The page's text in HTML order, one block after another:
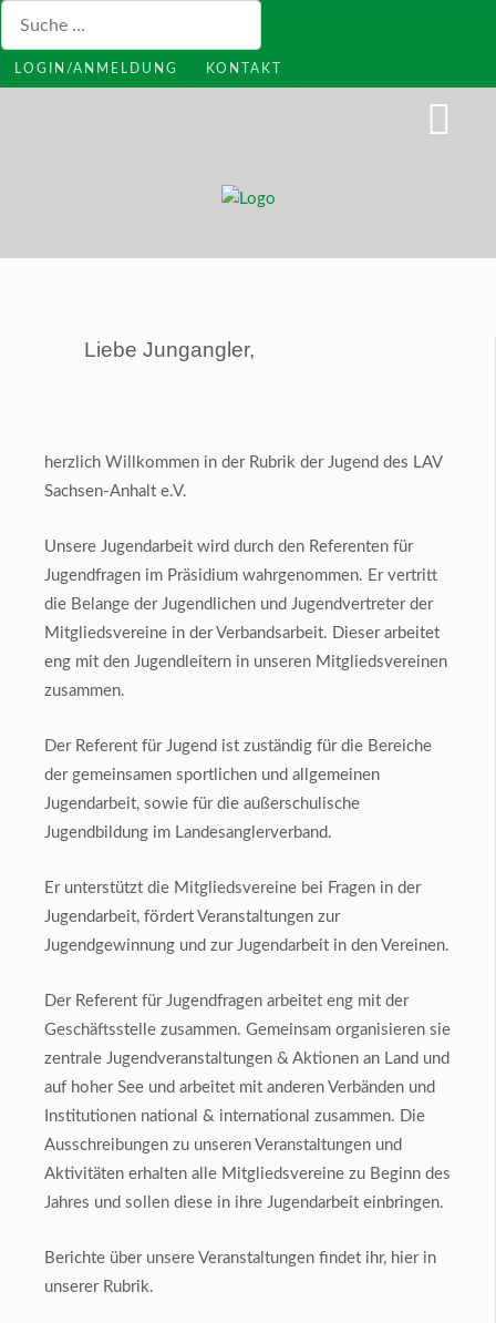
LOGIN/ANMELDUNG KONTAKT
Liebe Jungangler,
herzlich Willkommen in der Rubrik der Jugend des LAV
Sachsen-Anhalt e.V.
Unsere Jugendarbeit wird durch den Referenten für
Jugendfragen im Präsidium wahrgenommen. Er vertritt
die Belange der Jugendlichen und Jugendvertreter der
Mitgliedsvereine in der Verbandsarbeit. Dieser arbeitet
eng mit den Jugendleitern in unseren Mitgliedsvereinen
zusammen.
Der Referent für Jugend ist zuständig für die Bereiche
der gemeinsamen sportlichen und allgemeinen
Jugendarbeit, sowie für die außerschulische
Jugendbildung im Landesanglerverband.
Er unterstützt die Mitgliedsvereine bei Fragen in der
Jugendarbeit, fördert Veranstaltungen zur
Jugendgewinnung und zur Jugendarbeit in den Vereinen.
Der Referent für Jugendfragen arbeitet eng mit der
Geschäftsstelle zusammen. Gemeinsam organisieren sie
zentrale Jugendveranstaltungen & Aktionen an Land und
auf hoher See und arbeitet mit anderen Verbänden und
Institutionen national & international zusammen. Die
Ausschreibungen zu unseren Veranstaltungen und
Aktivitäten erhalten alle Mitgliedsvereine zu Beginn des
Jahres und sollen diese in ihre Jugendarbeit einbringen.
Berichte über unsere Veranstaltungen findet ihr, hier in
unserer Rubrik.